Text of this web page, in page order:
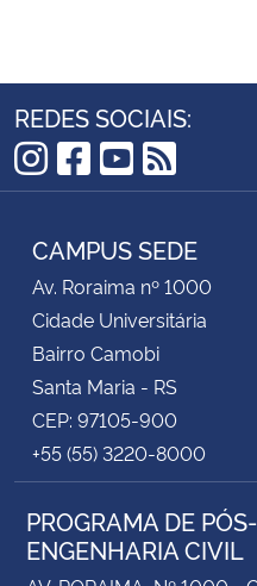
REDES SOCIAIS:
Instagram
Facebook
YouTube
RSS
CAMPUS SEDE
Av. Roraima nº 1000
Cidade Universitária
Bairro Camobi
Santa Maria - RS
CEP: 97105-900
+55 (55) 3220-8000
PROGRAMA DE
ENGENHARIA CIVIL